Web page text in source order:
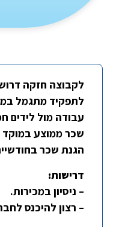
לקבוצה חזקה
לתפקיד מתגמל
עבודה מול לידים
שכר ממוצע במוקד 15,000 ש"ח.
הגנת שכר בחודשיים
דרישות:
– ניסיון במכירות.
– רצון להיכנס